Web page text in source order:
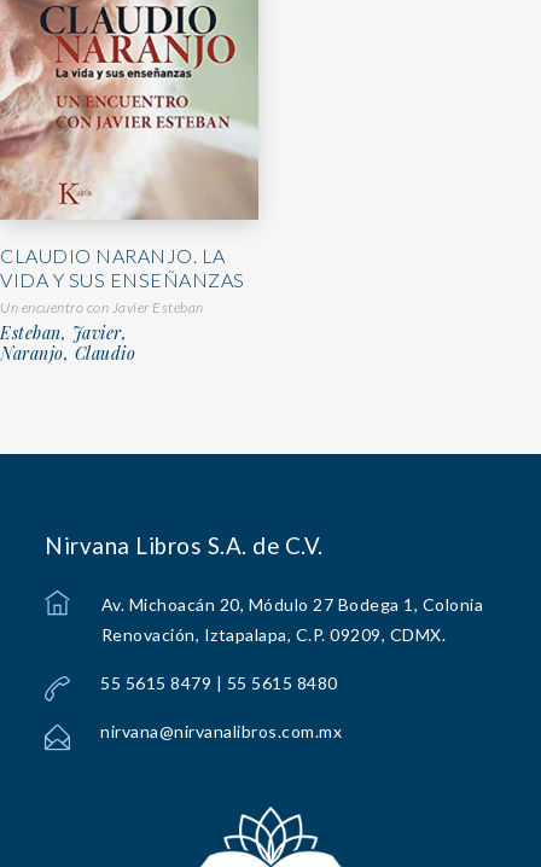
CLAUDIO NARANJO. LA
VIDA Y SUS ENSEÑANZAS
Un encuentro con Javier Esteban
Esteban, Javier,
Naranjo, Claudio
Nirvana Libros S.A. de C.V.
Av. Michoacán 20, Módulo 27 Bodega 1, Colonia
Renovación, Iztapalapa, C.P. 09209, CDMX.
55 5615 8479 | 55 5615 8480
nirvana@nirvanalibros.com.mx